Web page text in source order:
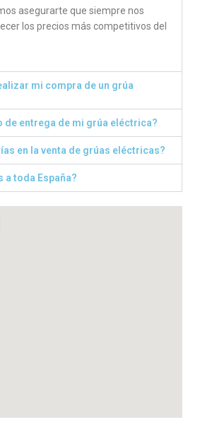
asegurarte que siempre nos
los precios más competitivos del
mi compra de un grúa
de entrega de mi grúa eléctrica?
en la venta de grúas eléctricas?
a toda España?